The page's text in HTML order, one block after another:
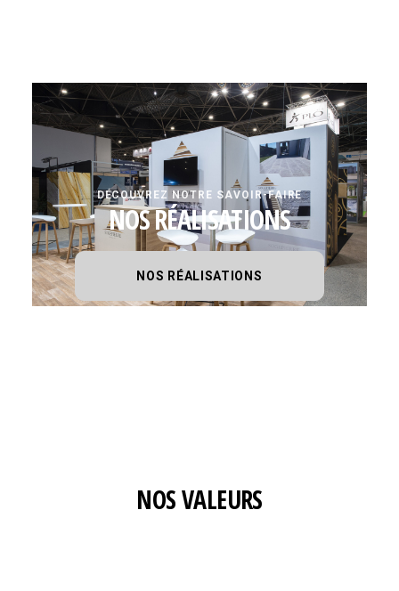
DÉCOUVREZ NOTRE SAVOIR-FAIRE
NOS RÉALISATIONS
NOS RÉALISATIONS
NOS VALEURS